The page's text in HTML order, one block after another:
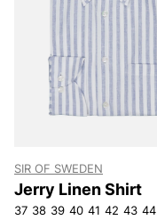
SIR OF SWEDEN
Jerry Linen Shirt
37 38 39 40 41 42 43 44